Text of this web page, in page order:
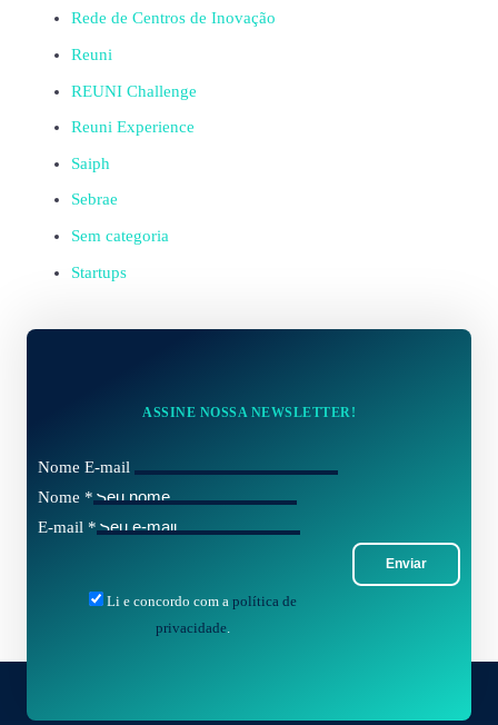
Rede de Centros de Inovação
Reuni
REUNI Challenge
Reuni Experience
Saiph
Sebrae
Sem categoria
Startups
ASSINE NOSSA NEWSLETTER!
Nome E-mail
Nome *
E-mail *
Enviar
Li e concordo com a política de
privacidade.